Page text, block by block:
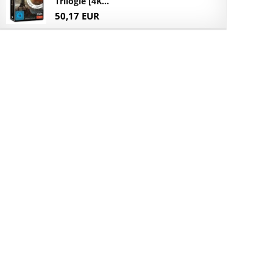
50,17 EUR